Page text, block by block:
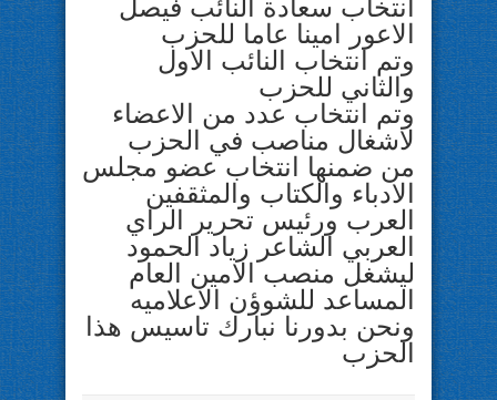
انتخاب سعادة النائب فيصل
الاعور امينا عاما للحزب
وتم انتخاب النائب الاول
والثاني للحزب
وتم انتخاب عدد من الاعضاء
لاشغال مناصب في الحزب
من ضمنها انتخاب عضو مجلس
الادباء والكتاب والمثقفين
العرب ورئيس تحرير الراي
العربي الشاعر زياد الحمود
ليشغل منصب الامين العام
المساعد للشوؤن الاعلاميه
ونحن بدورنا نبارك تاسيس هذا
الحزب